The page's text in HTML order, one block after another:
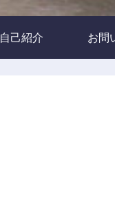
自己紹介 お問